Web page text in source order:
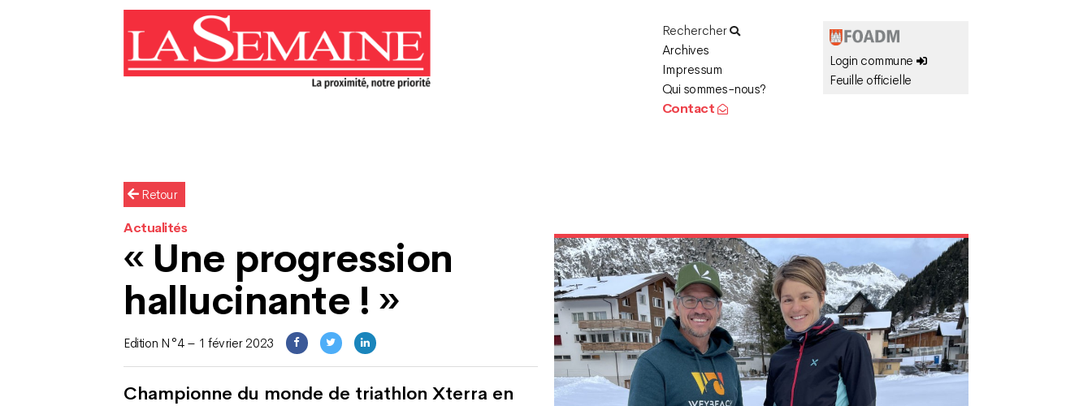
Rechercher
Archives
Impressum
Qui sommes-nous?
Contact
Login commune
Feuille officielle
Retour
Actualités
« Une progression
hallucinante ! »
Edition N°4 – 1 février 2023
Championne du monde de triathlon Xterra en